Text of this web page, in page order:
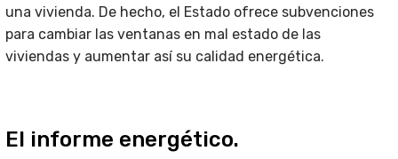
una vivienda. De hecho, el Estado ofrece subvenciones
para cambiar las ventanas en mal estado de las
viviendas y aumentar así su calidad energética.
El informe energético.